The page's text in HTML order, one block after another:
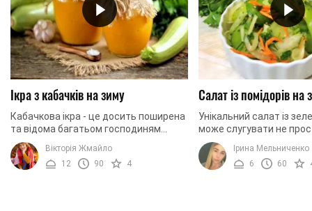
Ікра з кабачків на зиму
Кабачкова ікра - це досить поширена
та відома багатьом господиням
закуска. Це пов’язано з тим ,що ікра
містить досить прості та доступні
інгредієнти, ...
Вікторія Жмайло
12
90 4
Салат із помідорів на
Унікальний салат із
може слугувати не
«на сьогодні», його
консервувати як
холодні ...
Ірина Мельниченко
6
60